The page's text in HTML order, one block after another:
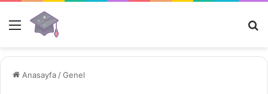
Menü
Anasayfa /Genel